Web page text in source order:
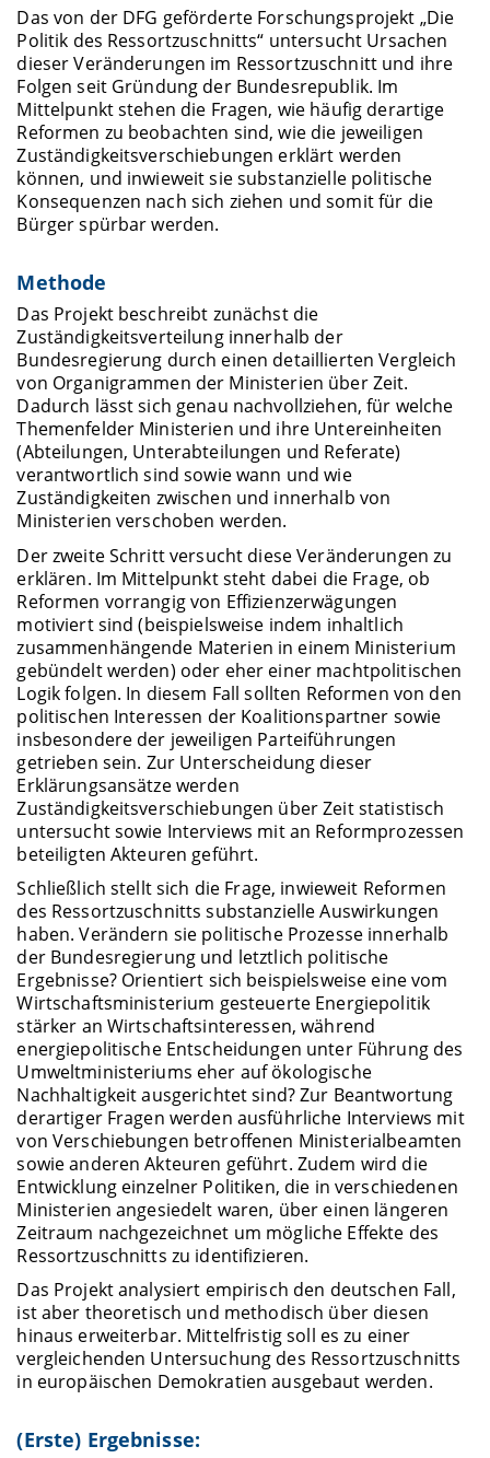
Das von der DFG geförderte Forschungsprojekt „Die
Politik des Ressortzuschnitts“ untersucht Ursachen
dieser Veränderungen im Ressortzuschnitt und ihre
Folgen seit Gründung der Bundesrepublik. Im
Mittelpunkt stehen die Fragen, wie häufig derartige
Reformen zu beobachten sind, wie die jeweiligen
Zuständigkeitsverschiebungen erklärt werden
können, und inwieweit sie substanzielle politische
Konsequenzen nach sich ziehen und somit für die
Bürger spürbar werden.
Methode
Das Projekt beschreibt zunächst die
Zuständigkeitsverteilung innerhalb der
Bundesregierung durch einen detaillierten Vergleich
von Organigrammen der Ministerien über Zeit.
Dadurch lässt sich genau nachvollziehen, für welche
Themenfelder Ministerien und ihre Untereinheiten
(Abteilungen, Unterabteilungen und Referate)
verantwortlich sind sowie wann und wie
Zuständigkeiten zwischen und innerhalb von
Ministerien verschoben werden.
Der zweite Schritt versucht diese Veränderungen zu
erklären. Im Mittelpunkt steht dabei die Frage, ob
Reformen vorrangig von Effizienzerwägungen
motiviert sind (beispielsweise indem inhaltlich
zusammenhängende Materien in einem Ministerium
gebündelt werden) oder eher einer machtpolitischen
Logik folgen. In diesem Fall sollten Reformen von den
politischen Interessen der Koalitionspartner sowie
insbesondere der jeweiligen Parteiführungen
getrieben sein. Zur Unterscheidung dieser
Erklärungsansätze werden
Zuständigkeitsverschiebungen über Zeit statistisch
untersucht sowie Interviews mit an Reformprozessen
beteiligten Akteuren geführt.
Schließlich stellt sich die Frage, inwieweit Reformen
des Ressortzuschnitts substanzielle Auswirkungen
haben. Verändern sie politische Prozesse innerhalb
der Bundesregierung und letztlich politische
Ergebnisse? Orientiert sich beispielsweise eine vom
Wirtschaftsministerium gesteuerte Energiepolitik
stärker an Wirtschaftsinteressen, während
energiepolitische Entscheidungen unter Führung des
Umweltministeriums eher auf ökologische
Nachhaltigkeit ausgerichtet sind? Zur Beantwortung
derartiger Fragen werden ausführliche Interviews mit
von Verschiebungen betroffenen Ministerialbeamten
sowie anderen Akteuren geführt. Zudem wird die
Entwicklung einzelner Politiken, die in verschiedenen
Ministerien angesiedelt waren, über einen längeren
Zeitraum nachgezeichnet um mögliche Effekte des
Ressortzuschnitts zu identifizieren.
Das Projekt analysiert empirisch den deutschen Fall,
ist aber theoretisch und methodisch über diesen
hinaus erweiterbar. Mittelfristig soll es zu einer
vergleichenden Untersuchung des Ressortzuschnitts
in europäischen Demokratien ausgebaut werden.
(Erste) Ergebnisse: